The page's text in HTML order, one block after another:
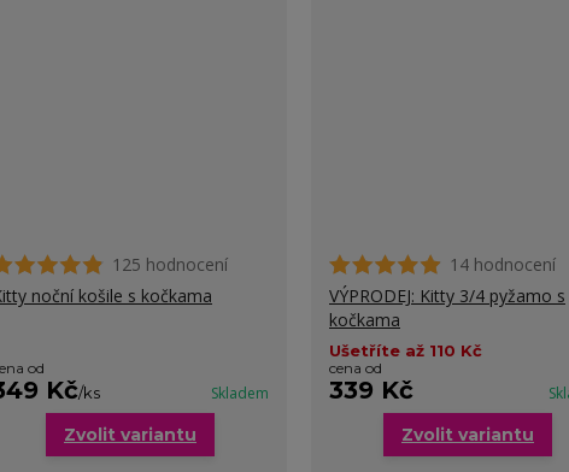
125 hodnocení
noční košile s kočkama
od
Kč/ks Skladem
Zvolit variantu
14 hodnocení
VÝPRODEJ: Kitty 3/4 pyžamo s
kočkama
Ušetříte až 110 Kč
cena od
339 Kč
Zvolit variantu